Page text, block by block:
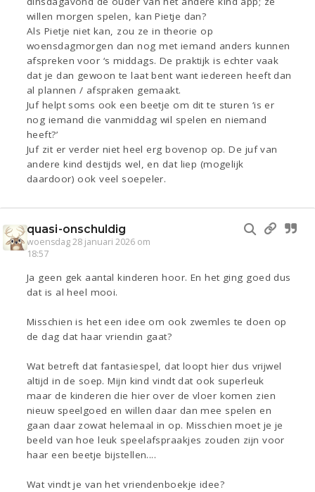
willen morgen spelen, kan Pietje dan?
Als Pietje niet kan, zou ze in theorie op
woensdagmorgen dan nog met iemand anders kunnen
afspreken voor ‘s middags. De praktijk is echter vaak
dat je dan gewoon te laat bent want iedereen heeft dan
al plannen / afspraken gemaakt.
Juf helpt soms ook een beetje om dit te sturen ‘is er
nog iemand die vanmiddag wil spelen en niemand
heeft?’
Juf zit er verder niet heel erg bovenop op. De juf van
andere kind destijds wel, en dat liep (mogelijk
daardoor) ook veel soepeler.
quasi-onschuldig
woensdag 28 januari 2026 om
18:57
Ja geen gek aantal kinderen hoor. En het ging goed dus
dat is al heel mooi.
Misschien is het een idee om ook zwemles te doen op
de dag dat haar vriendin gaat?
Wat betreft dat fantasiespel, dat loopt hier dus vrijwel
altijd in de soep. Mijn kind vindt dat ook superleuk
maar de kinderen die hier over de vloer komen zien
nieuw speelgoed en willen daar dan mee spelen en
gaan daar zowat helemaal in op. Misschien moet je je
beeld van hoe leuk speelafspraakjes zouden zijn voor
haar een beetje bijstellen....
Wat vindt je van het vriendenboekje idee?